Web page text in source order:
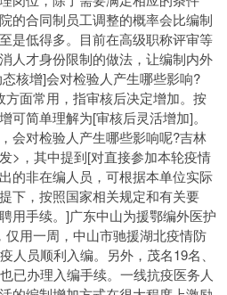
的合同制员工调整的概率会比编制
是低得多。目前在高级职称评审等
人才身份限制的做法，让编制内外
核增]会对检验人产生哪些影响?
面常用，指审核后决定增加。按
可简单理解为[审核后灵活增加]。
会对检验人产生哪些影响呢?吉林
>，其中提到[对直接参加本轮疫情
的非在编人员，可根据本单位实际
下，按照国家相关规定和有关要
用手续。]广东中山为援鄂编外医护
仅用一周，中山市驰援湖北疫情防
人员顺利入编。另外，茂名19名、
已办理入编手续。一线抗疫医务人